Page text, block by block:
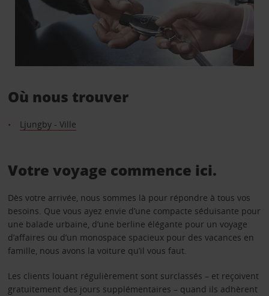
Où nous trouver
Ljungby - Ville
Votre voyage commence ici.
Dès votre arrivée, nous sommes là pour répondre à tous vos
besoins. Que vous ayez envie d’une compacte séduisante pour
une balade urbaine, d’une berline élégante pour un voyage
d’affaires ou d’un monospace spacieux pour des vacances en
famille, nous avons la voiture qu’il vous faut.
Les clients louant régulièrement sont surclassés – et reçoivent
gratuitement des jours supplémentaires – quand ils adhèrent